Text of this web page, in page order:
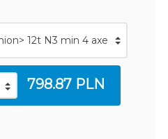
798.87 PLN